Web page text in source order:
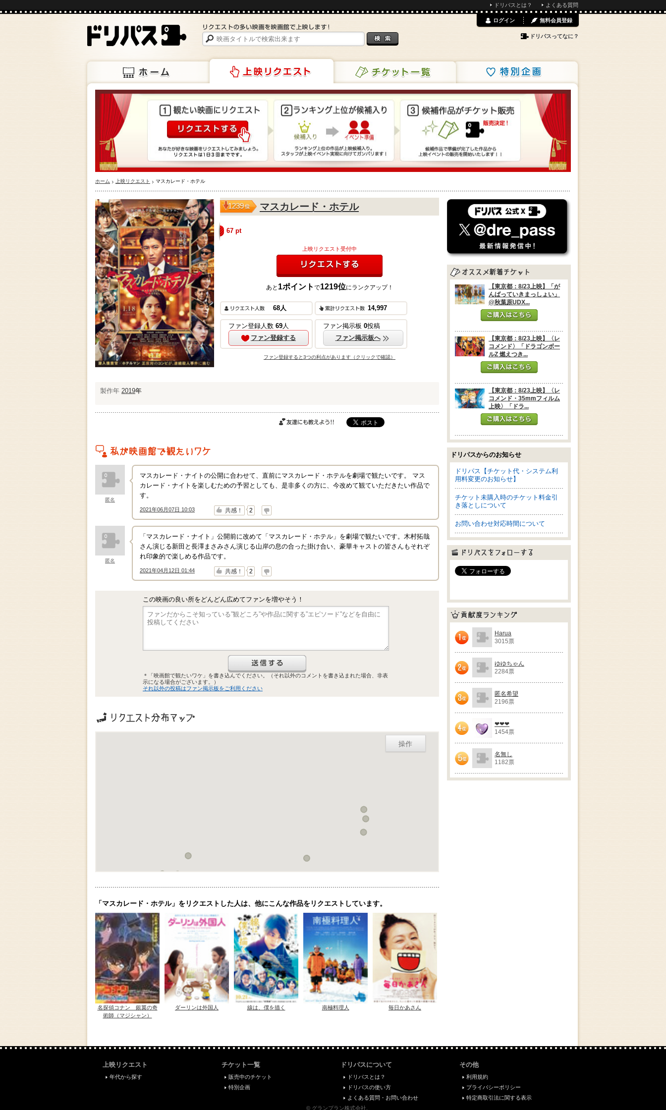
ドリパスとは？ よくある質問
チケット一覧 特別企画
ログイン 無料会員登録
ドリパスってなに？
ホーム 上映リクエスト マスカレード・ホテル
1239位 マスカレード・ホテル
67 pt
上映リクエスト受付中
リクエストする
あと 1ポイント で1219位にランクアップ！
68人 14,997
ファン登録人数 69人
ファン登録する
ファン掲示板 0投稿
ファン掲示板へ
ファン登録すると3つの利点があります（クリックで確認）
製作年 2019年
私がこの作品を映画館で観たいワケ
匿名
マスカレード・ナイトの公開に合わせて、直前にマスカレード・ホテルを劇場で観たいです。 マス
カレード・ナイトを楽しむための予習としても、是非多くの方に、今改めて観ていただきたい作品で
す。
2021年06月07日 10:03
↑ 共感！ 2
↓
匿名
「マスカレード・ナイト」公開前に改めて「マスカレード・ホテル」を劇場で観たいです。木村拓哉
さん演じる新田と長澤まさみさん演じる山岸の息の合った掛け合い、豪華キャストの皆さんもそれぞ
れ印象的で楽しめる作品です。
2021年04月12日 01:44
↑ 共感！ 2
↓
この映画の良い所をどんどん広めてファンを増やそう！
＊「映画館で観たいワケ」を書き込んでください。（それ以外のコメントを書き込まれた場合、非表
示になる場合がございます。）
それ以外の投稿はファン掲示板をご利用ください
操作
「マスカレード・ホテル」をリクエストした人は、他にこんな作品をリクエストしています。
名探偵コナン 銀翼の奇
術師（マジシャン）
ダーリンは外国人 線は、僕を描く 南極料理人 毎日かあさん
【東京都：8/23上映】「が
んばっていきまっしょい」
@秋葉原UDX...
ご購入はこちら
【東京都：8/23上映】〈レ
コメンド〉「ドラゴンボー
ルZ 燃えつき...
【東京都：8/23上映】〈レ
コメンド・35mmフィルム
上映〉「ドラ...
ドリパスからのお知らせ
ドリパス【チケット代・システム利
用料変更のお知らせ】
チケット未購入時のチケット料金引
き落としについて
お問い合わせ対応時間について
ドリパスをフォローする
貢献度ランキングHarua
3015票
ゆゆちゃん
2284票
匿名希望
2196票
❤❤❤
1454票
名無し
1182票
上映リクエスト
年代から探す
チケット一覧
販売中のチケット
特別企画
ドリパスについて
ドリパスとは？
ドリパスの使い方
よくある質問・お問い合わせ
その他
利用規約
プライバシーポリシー
特定商取引法に関する表示
© グランプラン株式会社.